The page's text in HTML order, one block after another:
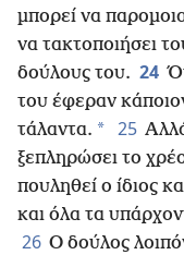
μπορεί να
να τακτοποιήσει
δούλους του. 24
του έφεραν
τάλαντα. * 25
ξεπληρώσει το
πουληθεί ο ίδιος
και όλα τα
26 Ο δούλος